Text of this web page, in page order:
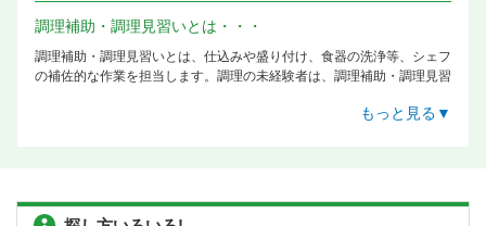
調理補助・調理見習いとは・・・
調理補助・調理見習いとは、仕込みや盛り付け、食器の洗浄等、シェフ
の補佐的な作業を担当します。調理の未経験者は、調理補助・調理見習
ょう。 大規模のお店の仕込み作業は、これでもかと言わんばかりに野
もっと見る▼